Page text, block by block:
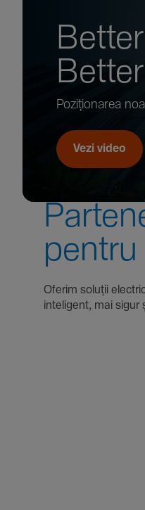
Pozi­țio­narea
Vezi video
Oferim soluții
inte­li­gent, mai sigur